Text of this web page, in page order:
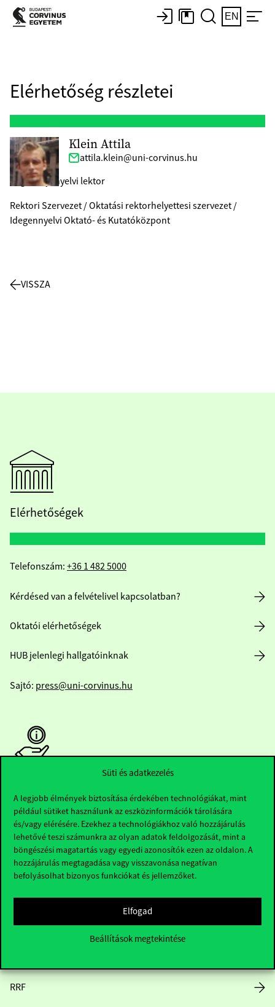
Süti és adatkezelés
A legjobb élmények biztosítása érdekében technológiákat, mint
például sütiket használunk az eszközinformációk tárolására
és/vagy elérésére. Ezekhez a technológiákhoz való hozzájárulás
lehetővé teszi számunkra az olyan adatok feldolgozását, mint a
böngészési magatartás vagy egyedi azonosítók ezen az oldalon. A
hozzájárulás megtagadása vagy visszavonása negatívan
befolyásolhat bizonyos funkciókat és jellemzőket.
Elfogad
Beállítások megtekintése
EN
Elérhetőség részletei
Klein Attila
attila.klein@uni-corvinus.hu
angol anyanyelvi lektor
Rektori Szervezet / Oktatási rektorhelyettesi szervezet /
Idegennyelvi Oktató- és Kutatóközpont
VISSZA
Elérhetőségek
Telefonszám: +36 1 482 5000
Kérdésed van a felvételivel kapcsolatban?
Oktatói elérhetőségek
HUB jelenlegi hallgatóinknak
Sajtó: press@uni-corvinus.hu
Nyitvatartás
Házirend
Közérdekű adatok
Karrier
RRF